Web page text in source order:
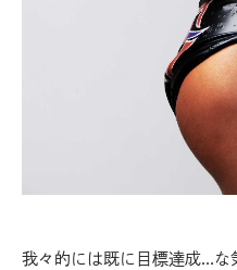
我々的には既に目標達成…な